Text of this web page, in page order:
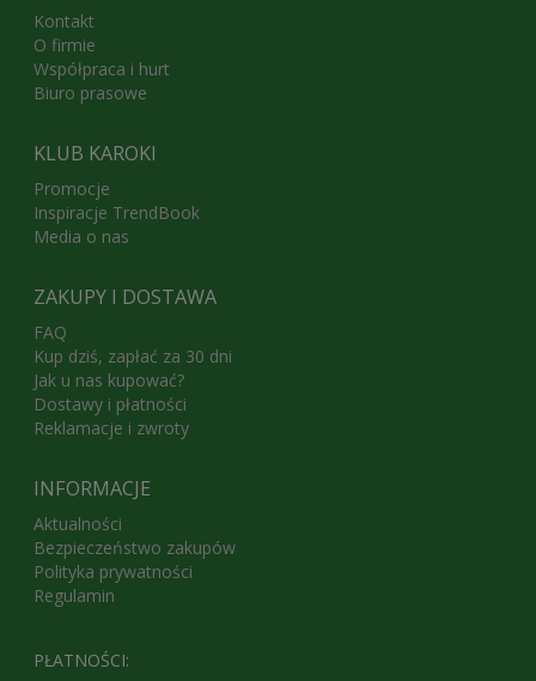
Kontakt
O firmie
Współpraca i hurt
Biuro prasowe
KLUB KAROKI
Promocje
Inspiracje TrendBook
Media o nas
ZAKUPY I DOSTAWA
FAQ
Kup dziś, zapłać za 30 dni
Jak u nas kupować?
Dostawy i płatności
Reklamacje i zwroty
INFORMACJE
Aktualności
Bezpieczeństwo zakupów
Polityka prywatności
Regulamin
PŁATNOŚCI: